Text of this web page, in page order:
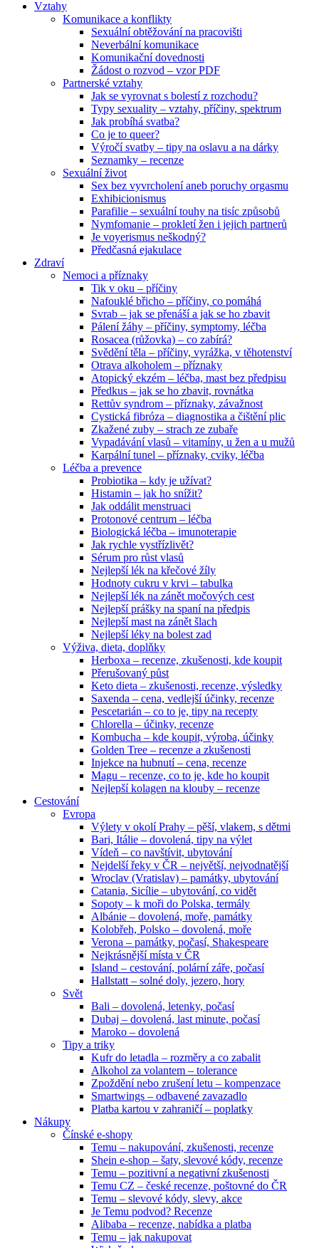
Vztahy
Komunikace a konflikty
Sexuální obtěžování na pracovišti
Neverbální komunikace
Komunikační dovednosti
Žádost o rozvod – vzor PDF
Partnerské vztahy
Jak se vyrovnat s bolestí z rozchodu?
Typy sexuality – vztahy, příčiny, spektrum
Jak probíhá svatba?
Co je to queer?
Výročí svatby – tipy na oslavu a na dárky
Seznamky – recenze
Sexuální život
Sex bez vyvrcholení aneb poruchy orgasmu
Exhibicionismus
Parafilie – sexuální touhy na tisíc způsobů
Nymfomanie – prokletí žen i jejich partnerů
Je voyerismus neškodný?
Předčasná ejakulace
Zdraví
Nemoci a příznaky
Tik v oku – příčiny
Nafouklé břicho – příčiny, co pomáhá
Svrab – jak se přenáší a jak se ho zbavit
Pálení žáhy – příčiny, symptomy, léčba
Rosacea (růžovka) – co zabírá?
Svědění těla – příčiny, vyrážka, v těhotenství
Otrava alkoholem – příznaky
Atopický ekzém – léčba, mast bez předpisu
Předkus – jak se ho zbavit, rovnátka
Rettův syndrom – příznaky, závažnost
Cystická fibróza – diagnostika a čištění plic
Zkažené zuby – strach ze zubaře
Vypadávání vlasů – vitamíny, u žen a u mužů
Karpální tunel – příznaky, cviky, léčba
Léčba a prevence
Probiotika – kdy je užívat?
Histamin – jak ho snížit?
Jak oddálit menstruaci
Protonové centrum – léčba
Biologická léčba – imunoterapie
Jak rychle vystřízlivět?
Sérum pro růst vlasů
Nejlepší lék na křečové žíly
Hodnoty cukru v krvi – tabulka
Nejlepší lék na zánět močových cest
Nejlepší prášky na spaní na předpis
Nejlepší mast na zánět šlach
Nejlepší léky na bolest zad
Výživa, dieta, doplňky
Herboxa – recenze, zkušenosti, kde koupit
Přerušovaný půst
Keto dieta – zkušenosti, recenze, výsledky
Saxenda – cena, vedlejší účinky, recenze
Pescetarián – co to je, tipy na recepty
Chlorella – účinky, recenze
Kombucha – kde koupit, výroba, účinky
Golden Tree – recenze a zkušenosti
Injekce na hubnutí – cena, recenze
Magu – recenze, co to je, kde ho koupit
Nejlepší kolagen na klouby – recenze
Cestování
Evropa
Výlety v okolí Prahy – pěší, vlakem, s dětmi
Bari, Itálie – dovolená, tipy na výlet
Vídeň – co navštívit, ubytování
Nejdelší řeky v ČR – největší, nejvodnatější
Wroclav (Vratislav) – památky, ubytování
Catania, Sicílie – ubytování, co vidět
Sopoty – k moři do Polska, termály
Albánie – dovolená, moře, památky
Kolobřeh, Polsko – dovolená, moře
Verona – památky, počasí, Shakespeare
Nejkrásnější místa v ČR
Island – cestování, polární záře, počasí
Hallstatt – solné doly, jezero, hory
Svět
Bali – dovolená, letenky, počasí
Dubaj – dovolená, last minute, počasí
Maroko – dovolená
Tipy a triky
Kufr do letadla – rozměry a co zabalit
Alkohol za volantem – tolerance
Zpoždění nebo zrušení letu – kompenzace
Smartwings – odbavené zavazadlo
Platba kartou v zahraničí – poplatky
Nákupy
Čínské e-shopy
Temu – nakupování, zkušenosti, recenze
Shein e-shop – šaty, slevové kódy, recenze
Temu – pozitivní a negativní zkušenosti
Temu CZ – české recenze, poštovné do ČR
Temu – slevové kódy, slevy, akce
Je Temu podvod? Recenze
Alibaba – recenze, nabídka a platba
Temu – jak nakupovat